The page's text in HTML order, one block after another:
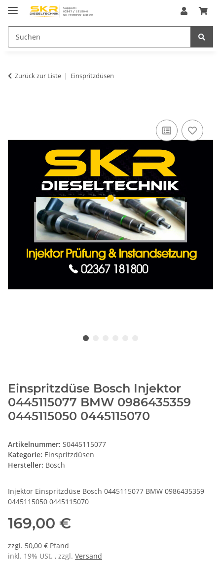
Zurück zur Liste Einspritzdüsen
Einspritzdüse Bosch Injektor
0445115077 BMW 0986435359
0445115050 0445115070
Artikelnummer: S0445115077
Kategorie: Einspritzdüsen
Hersteller: Bosch
Injektor Einspritzdüse Bosch 0445115077 BMW 0986435359
0445115050 0445115070
169,00 €
zzgl. 50,00 € Pfand
inkl. 19% USt. , zzgl. Versand